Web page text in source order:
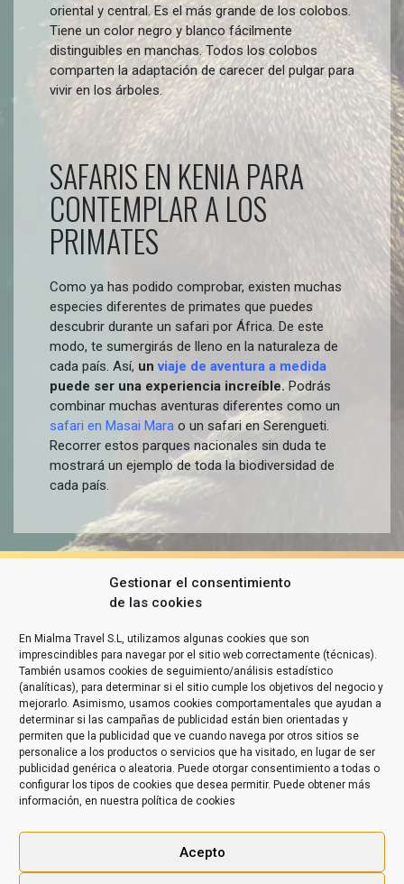
Gestionar el consentimiento
de las cookies
En Mialma Travel S.L, utilizamos algunas cookies que son
imprescindibles para navegar por el sitio web correctamente (técnicas).
También usamos cookies de seguimiento/análisis estadístico
(analíticas), para determinar si el sitio cumple los objetivos del negocio y
mejorarlo. Asimismo, usamos cookies comportamentales que ayudan a
determinar si las campañas de publicidad están bien orientadas y
permiten que la publicidad que ve cuando navega por otros sitios se
personalice a los productos o servicios que ha visitado, en lugar de ser
publicidad genérica o aleatoria. Puede otorgar consentimiento a todas o
configurar los tipos de cookies que desea permitir. Puede obtener más
información, en nuestra política de cookies
Acepto
oriental y central. Es el más grande de los colobos.
Tiene un color negro y blanco fácilmente
distinguibles en manchas. Todos los colobos
comparten la adaptación de carecer del pulgar para
vivir en los árboles.
SAFARIS EN KENIA PARA
CONTEMPLAR A LOS
PRIMATES
Como ya has podido comprobar, existen muchas
especies diferentes de primates que puedes
descubrir durante un safari por África. De este
modo, te sumergirás de lleno en la naturaleza de
cada país. Así, unviaje de aventura a medida
puede ser una experiencia increíble. Podrás
combinar muchas aventuras diferentes como un
safari en Masai Mara o un safari en Serengueti.
Recorrer estos parques nacionales sin duda te
mostrará un ejemplo de toda la biodiversidad de
cada país.